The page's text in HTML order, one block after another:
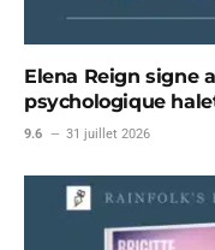
Elena Reign signe
psychologique
9.6 31 juillet 2026